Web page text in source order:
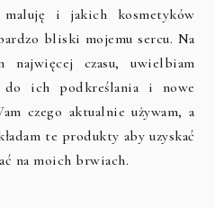
i jakich kosmetyków
bliski mojemu sercu. Na
najwięcej czasu, uwielbiam
ich podkreślania i nowe
czego aktualnie używam, a
te produkty aby uzyskać
na moich brwiach.